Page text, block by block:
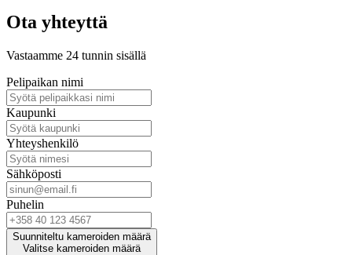
Ota yhteyttä
Vastaamme 24 tunnin sisällä
Pelipaikan nimi
Kaupunki
Yhteyshenkilö
Sähköposti
Puhelin
Suunniteltu kameroiden määrä
Suunniteltu kameroiden määrä
Valitse kameroiden määrä